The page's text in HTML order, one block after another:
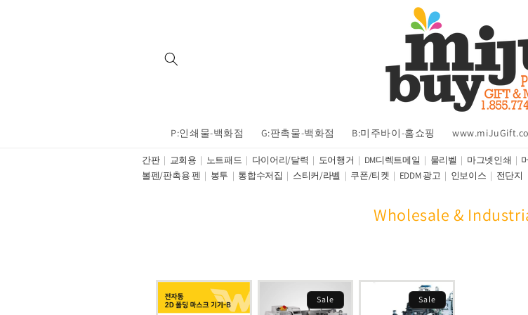
P:인쇄물-백화점 G:판촉물-백화점 B:미주바이-홈쇼핑
간판 교회용 노트패드 다이어리/달력 도어행거 DM디렉트메일 물리벨 마그넷인쇄
볼펜/판촉용 펜
봉투 통합수저집 스티커/라벨 쿠폰/티켓 EDDM 광고 인보이스 전단지
C
l
Wholesale &
Sale Sale